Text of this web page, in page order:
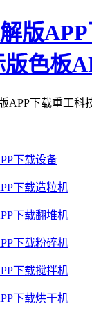
版
色板
APP下载重工
下载设备
下载造粒机
下载翻堆机
下载粉碎机
下载搅拌机
下载烘干机